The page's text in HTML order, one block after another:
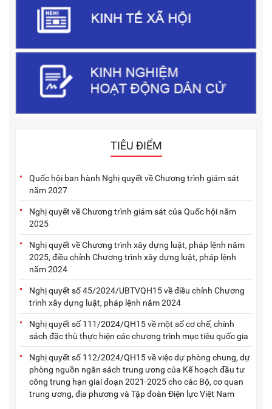
TIÊU ĐIỂM
Quốc hội ban hành Nghị quyết về Chương trình giám sát
năm 2027
Nghị quyết về Chương trình giám sát của Quốc hội năm
2025
Nghị quyết về Chương trình xây dựng luật, pháp lệnh năm
2025, điều chỉnh Chương trình xây dựng luật, pháp lệnh
năm 2024
Nghị quyết số 45/2024/UBTVQH15 về điều chỉnh Chương
trình xây dựng luật, pháp lệnh năm 2024
Nghị quyết số 111/2024/QH15 về một số cơ chế, chính
sách đặc thù thực hiện các chương trình mục tiêu quốc gia
Nghị quyết số 112/2024/QH15 về việc dự phòng chung, dự
phòng nguồn ngân sách trung ương của Kế hoạch đầu tư
công trung hạn giai đoạn 2021-2025 cho các Bộ, cơ quan
trung ương, địa phương và Tập đoàn Điện lực Việt Nam